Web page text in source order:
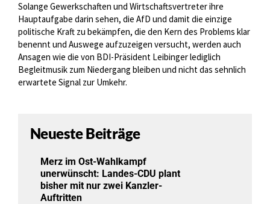
Solange Gewerkschaften und Wirtschaftsvertreter ihre
Hauptaufgabe darin sehen, die AfD und damit die einzige
politische Kraft zu bekämpfen, die den Kern des Problems klar
benennt und Auswege aufzuzeigen versucht, werden auch
Ansagen wie die von BDI-Präsident Leibinger lediglich
Begleitmusik zum Niedergang bleiben und nicht das sehnlich
erwartete Signal zur Umkehr.
Neueste Beiträge
Merz im Ost-Wahlkampf
unerwünscht: Landes-CDU plant
bisher mit nur zwei Kanzler-
Auftritten